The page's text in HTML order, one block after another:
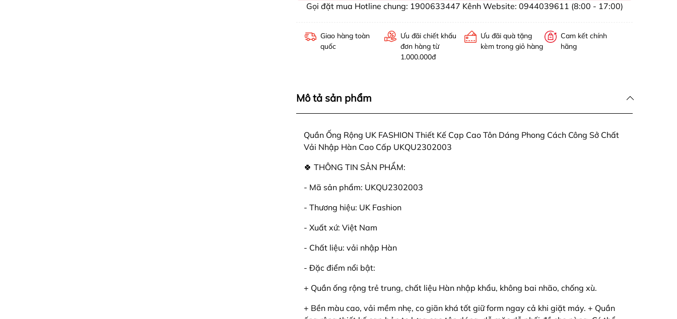
Gọi đặt mua Hotline chung: 1900633447 Kênh Website: 0944039611 (8:00 - 17:00)
Giao hàng toàn
quốc
Ưu đãi chiết khấu
đơn hàng từ
1.000.000đ
Ưu đãi quà tặng
kèm trong giỏ hàng
Cam kết chính
hãng
Mô tả sản phẩm
Quần Ống Rộng UK FASHION Thiết Kế Cạp Cao Tôn Dáng Phong Cách Công Sở Chất
Vải Nhập Hàn Cao Cấp UKQU2302003
🍀 THÔNG TIN SẢN PHẨM:
- Mã sản phẩm: UKQU2302003
- Thương hiệu: UK Fashion
- Xuất xứ: Việt Nam
- Chất liệu: vải nhập Hàn
- Đặc điểm nổi bật:
+ Quần ống rộng trẻ trung, chất liệu Hàn nhập khẩu, không bai nhão, chống xù.
+ Bền màu cao, vải mềm nhẹ, co giãn khá tốt giữ form ngay cả khi giặt máy. + Quần